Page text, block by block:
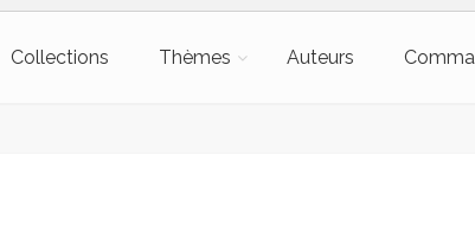
Collections Thèmes Auteurs